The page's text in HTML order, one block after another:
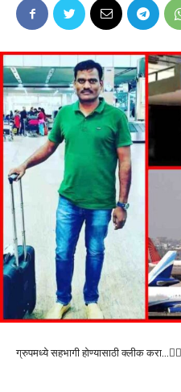
ग्रुपमध्ये सहभागी होण्यासाठी क्लीक करा…👆🏻